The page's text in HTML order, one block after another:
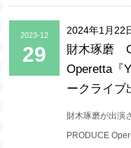
2023-12
29
2024年1月22
財木琢磨
Operetta『
ークライブ
財木琢磨が出演
PRODUCE